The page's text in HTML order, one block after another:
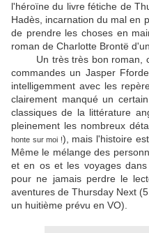
l'héroïne du livre fétiche de
Hadès, incarnation du mal en
de prendre les choses en
roman de Charlotte Brontë
Un très très bon roman,
commandes un Jasper Fforde
intelligemment avec les
clairement manqué un
classiques de la littérature
pleinement les nombreux
honte sur moi !), mais l'histoire
Même le mélange des
et en os et les voyages
pour ne jamais perdre le
aventures de Thursday Next
un huitième prévu en VO).